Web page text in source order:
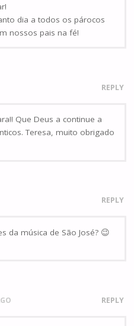
dia a todos os párocos
nossos pais na fé!
REPLY
Que Deus a continue a
Teresa, muito obrigado
REPLY
da música de São José? 😉
REPLY